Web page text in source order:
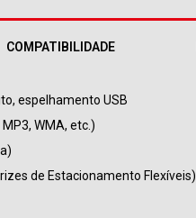
COMPATIBILIDADE
espelhamento USB
WMA, etc.)
de Estacionamento Flexíveis)